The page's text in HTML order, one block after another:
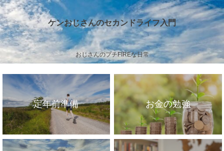
ケンおじさんのセカンドライフ入門
おじさんのプチFIREな日常
定年前準備 お金の勉強